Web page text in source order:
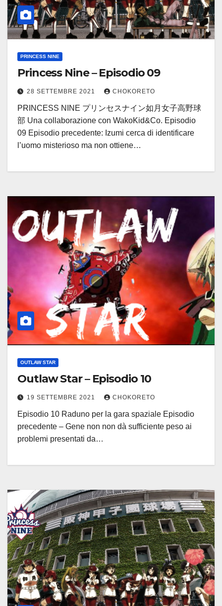
PRINCESS NINE
Princess Nine – Episodio 09
28 SETTEMBRE 2021 CHOKORETO
PRINCESS NINE プリンセスナイン如月女子高野球
部 Una collaborazione con WakoKid&Co. Episodio
09 Episodio precedente: Izumi cerca di identificare
l’uomo misterioso ma non ottiene…
OUTLAW STAR
Outlaw Star – Episodio 10
19 SETTEMBRE 2021 CHOKORETO
Episodio 10 Raduno per la gara spaziale Episodio
precedente – Gene non non dà sufficiente peso ai
problemi presentati da…